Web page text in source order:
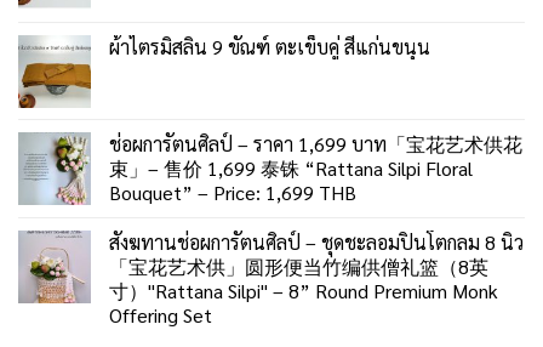
ผ้าไตรมิสลิน 9 ขัณฑ์ ตะเข็บคู่ สีแก่นขนุน
ช่อผการัตนศิลป์ – ราคา 1,699 บาท「宝花艺术供花
束」– 售价 1,699 泰铢 “Rattana Silpi Floral
Bouquet” – Price: 1,699 THB
สังฆทานช่อผการัตนศิลป์ – ชุดชะลอมปิ่นโตกลม 8 นิ้ว
「宝花艺术供」圆形便当竹编供僧礼篮（8英
寸）"Rattana Silpi" – 8” Round Premium Monk
Offering Set